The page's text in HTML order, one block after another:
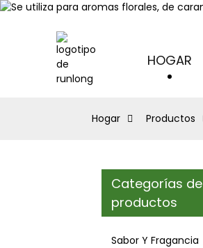
HOGAR
Hogar Productos
Categorías de
productos
Sabor Y Fragancia
Loading...
Loading...